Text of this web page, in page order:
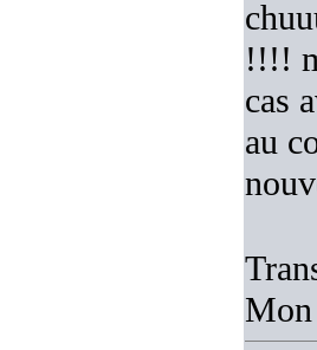
!!!!
cas
au
Mon